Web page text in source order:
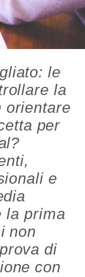
le
la
orientare
per
e
la prima
non
di
con